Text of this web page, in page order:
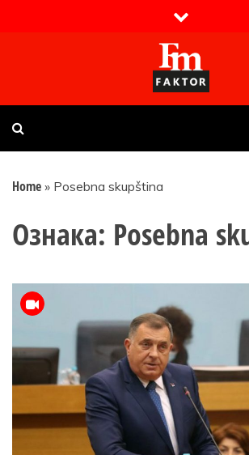
Faktor magazin
Uvijek presudan
Home » Posebna skupština
Ознака: Posebna